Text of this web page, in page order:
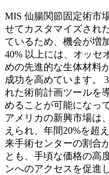
MIS 仙腸関節固定術市
せてカスタマイズされ
ているため、機会が増
40% 以上には、オッセ
めの先進的な生体材料
成功を高めています。
れた術前計画ツールを
めることが可能になっ
アメリカの新興市場は
えられ、年間20%を超
来手術センターの割合
とも、手頃な価格の高
ンへのアクセスを促進